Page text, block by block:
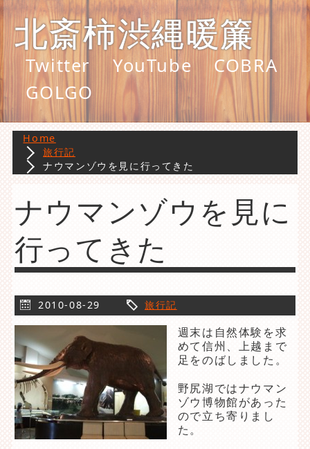
北斎柿渋縄暖簾
Twitter YouTube
COBRA
GOLGO
Home
旅行記
ナウマンゾウを見に行ってきた
ナウマンゾウを見に
行ってきた
2010-08-29 旅行記
週末は自然体験を求
めて信州、上越まで
足をのばしました。
野尻湖ではナウマン
ゾウ博物館があった
ので立ち寄りまし
た。